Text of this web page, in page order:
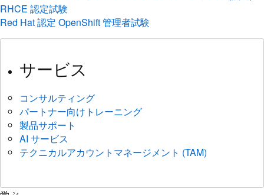
サービス
コンサルティング
パートナー向けトレーニング
製品サポート
AI サービス
テクニカルアカウントマネージメント (TAM)
スキルを構築する